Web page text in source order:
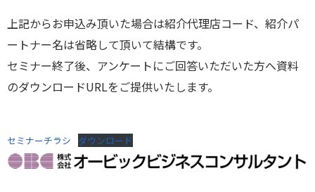
上記からお申込み頂いた場合は紹介代理店コード、紹介パ
ートナー名は省略して頂いて結構です。
セミナー終了後、アンケートにご回答いただいた方へ資料
のダウンロードURLをご提供いたします。
セミナーチラシ ダウンロード